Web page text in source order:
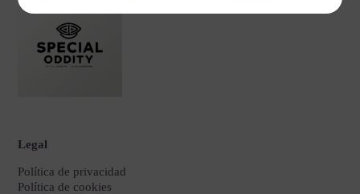
Legal
Política de privacidad
Política de cookies